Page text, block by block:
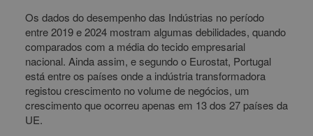
Os dados do desempenho das Indústrias no período
entre 2019 e 2024 mostram algumas debilidades, quando
comparados com a média do tecido empresarial
nacional. Ainda assim, e segundo o Eurostat, Portugal
está entre os países onde a indústria transformadora
registou crescimento no volume de negócios, um
crescimento que ocorreu apenas em 13 dos 27 países da
UE.